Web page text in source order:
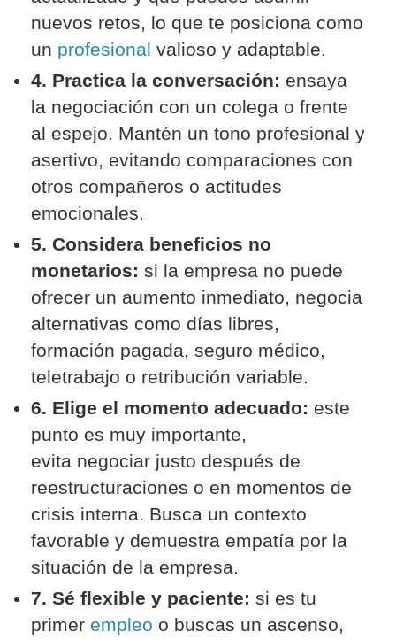
nuevos retos, lo que te posiciona como
un profesional valioso y adaptable.
4. Practica la conversación: ensaya
la negociación con un colega o frente
al espejo. Mantén un tono profesional y
asertivo, evitando comparaciones con
otros compañeros o actitudes
emocionales.
5. Considera beneficios no
monetarios: si la empresa no puede
ofrecer un aumento inmediato, negocia
alternativas como días libres,
formación pagada, seguro médico,
teletrabajo o retribución variable.
6. Elige el momento adecuado: este
punto es muy importante,
evita negociar justo después de
reestructuraciones o en momentos de
crisis interna. Busca un contexto
favorable y demuestra empatía por la
situación de la empresa.
7. Sé flexible y paciente: si es tu
primer empleo o buscas un ascenso,